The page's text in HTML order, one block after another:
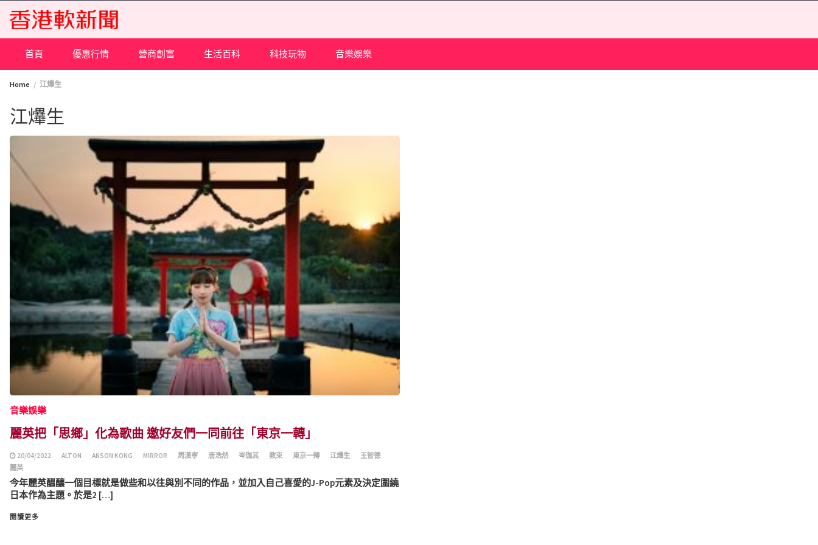
content
首頁 優惠行情 營商創富 生活百科 科技玩物 音樂娛樂
Home 江𤒹生
江𤒹生
音樂娛樂
麗英把「思鄉」化為歌曲 邀好友們一同前往「東京一轉」
20/04/2022 ALTON ANSON KONG MIRROR 周漢寧 唐浩然 岑珈其 教束 東京一轉 江𤒹生
王智德
麗英
今年麗英醞釀一個目標就是做些和以往與別不同的作品，並加入自己喜愛的J-Pop元素及決定圍繞
日本作為主題。於是2 […]
閱讀更多